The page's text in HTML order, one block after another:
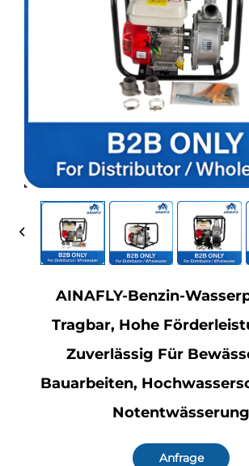
AINAFLY-Benzin-
Tragbar, Hohe
Zuverlässig Für
Bauarbeiten,
Notentwässerung
Anfrage